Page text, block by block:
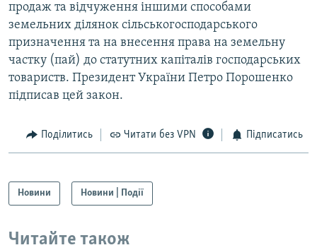
продаж та відчуження іншими способами
земельних ділянок сільськогосподарського
призначення та на внесення права на земельну
частку (пай) до статутних капіталів господарських
товариств. Президент України Петро Порошенко
підписав цей закон.
Поділитись Читати без VPN Підписатись
Новини Новини | Події
Читайте також